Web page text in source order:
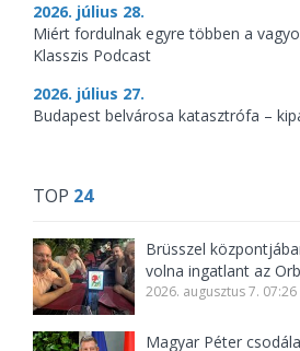
2026. július 28.
Miért fordulnak egyre többen a
Klasszis Podcast
2026. július 27.
Budapest belvárosa katasztrófa –
TOP 24
Brüsszel
volna ingatlant az
2026. augusztus 7. 07:26
Magyar Péter